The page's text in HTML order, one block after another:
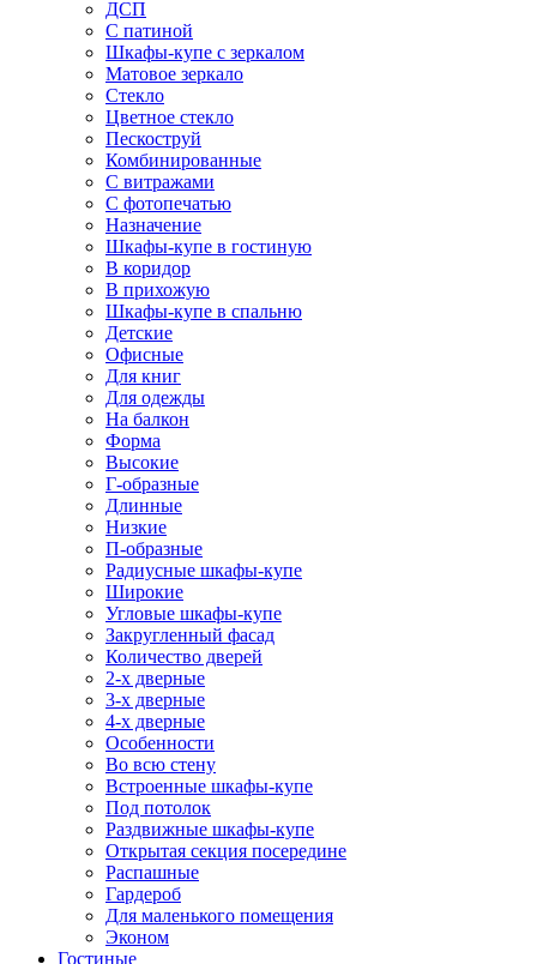
ДСП
С патиной
Шкафы-купе с зеркалом
Матовое зеркало
Стекло
Цветное стекло
Пескоструй
Комбинированные
С витражами
С фотопечатью
Назначение
Шкафы-купе в гостиную
В коридор
В прихожую
Шкафы-купе в спальню
Детские
Офисные
Для книг
Для одежды
На балкон
Форма
Высокие
Г-образные
Длинные
Низкие
П-образные
Радиусные шкафы-купе
Широкие
Угловые шкафы-купе
Закругленный фасад
Количество дверей
2-х дверные
3-х дверные
4-х дверные
Особенности
Во всю стену
Встроенные шкафы-купе
Под потолок
Раздвижные шкафы-купе
Открытая секция посередине
Распашные
Гардероб
Для маленького помещения
Эконом
Гостиные